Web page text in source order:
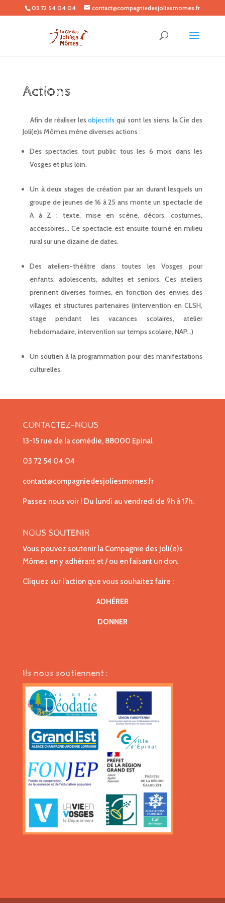
03 72 54 04 04 contact@compagniedesjoliesmomes.fr
Actions
Afin de réaliser les objectifs qui sont les siens, la Cie des
Joli(e)s Mômes mène diverses actions :
Des spectacles tout public tous les 6 mois dans les
Vosges et plus loin.
Un à deux stages de création par an durant lesquels un
groupe de jeunes de 16 à 25 ans monte un spectacle de
A à Z : texte, mise en scène, décors, costumes,
accessoires… Ce spectacle est ensuite tourné en milieu
rural sur une dizaine de dates.
Des ateliers-théâtre dans toutes les Vosges pour
enfants, adolescents, adultes et seniors. Ces ateliers
prennent diverses formes, en fonction des envies des
villages et structures partenaires (intervention en CLSH,
stage pendant les vacances scolaires, atelier
hebdomadaire, intervention sur temps scolaire, NAP…)
Un soutien à la programmation pour des manifestations
culturelles.
CONTACTEZ-NOUS
13-15 rue de la comédie, 88000 Epinal
03 72 54 04 04
contact@compagniedesjoliesmomes.fr
Passez nous voir ! Du lundi au vendredi de 9h à 17h.
NOUS SOUTENIR
Vous pouvez soutenir la Compagnie des Joli(e)s
Mômes en y adhérant et / ou en faisant un don.
Cliquez sur l’action que vous souhaitez faire :
ADHÉRER
DONNER
Ils nous soutiennent :